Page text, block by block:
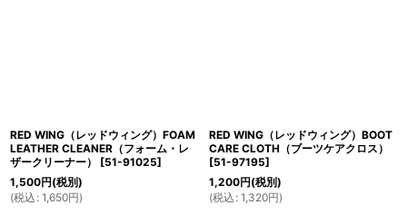
RED WING（レッドウィング）FOAM
LEATHER CLEANER（フォーム・レ
ザークリーナー）
[51-91025]
1,500円(税別)
(税込 : 1,650円)
RED WING（レッドウィング）BOOT
CARE CLOTH（ブーツケアクロス）
[51-97195]
1,200円(税別)
(税込 : 1,320円)